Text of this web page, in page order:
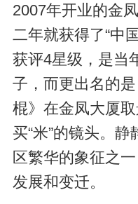
2007年开业的金
二年就获得了“中
获评4星级，是当
子，而更出名的
棍》在金凤大厦
买“米”的镜头。
区繁华的象征之
发展和变迁。